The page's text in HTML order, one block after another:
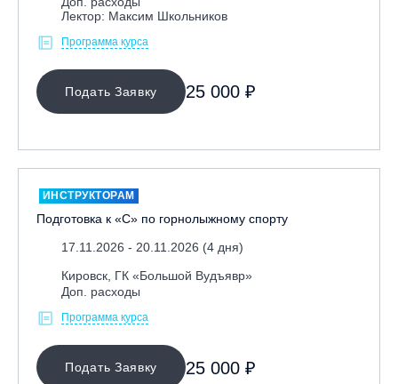
Лектор: Максим Школьников
Программа курса
Подать Заявку 25 000 ₽
ИНСТРУКТОРАМ
Подготовка к «С» по горнолыжному спорту
17.11.2026 - 20.11.2026 (4 дня)
Кировск, ГК «Большой Вудъявр»
Доп. расходы
Программа курса
Подать Заявку 25 000 ₽